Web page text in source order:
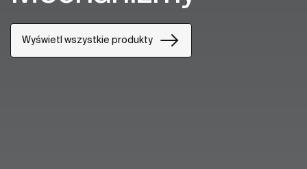
Wyświetl wszystkie produkty